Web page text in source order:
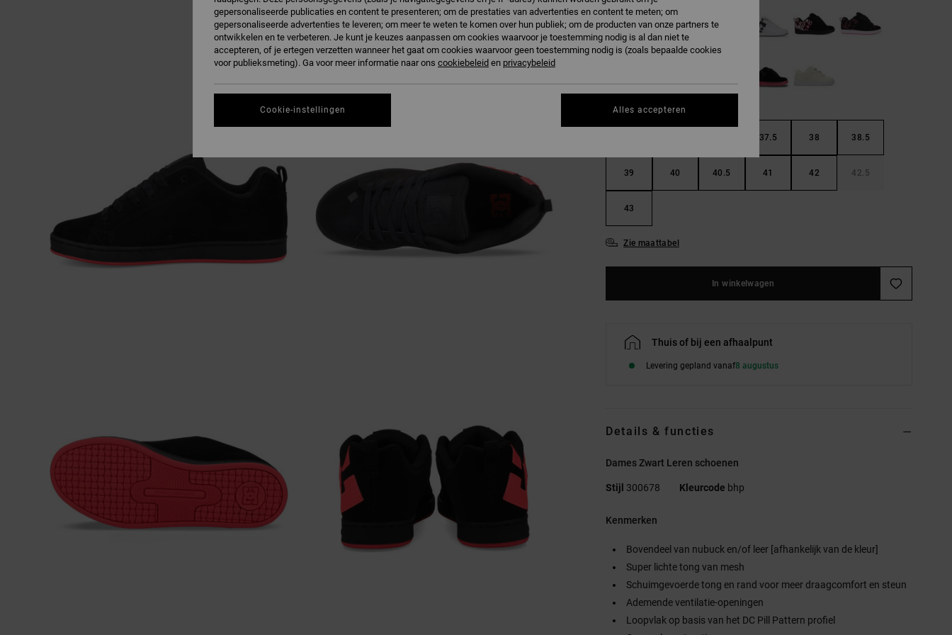
37.5 38 38.5
39 40 40.5 41 42 42.5
43
Zie maattabel
In winkelwagen
Thuis of bij een afhaalpunt
Levering gepland vanaf8 augustus
Details & functies
Dames Zwart Leren schoenen
Stijl 300678 Kleurcode bhp
Kenmerken
Bovendeel van nubuck en/of leer [afhankelijk van de kleur]
Super lichte tong van mesh
Schuimgevoerde tong en rand voor meer draagcomfort en steun
Ademende ventilatie-openingen
Loopvlak op basis van het DC Pill Pattern profiel
gepersonaliseerde publicaties en content te presenteren; om de prestaties van advertenties en content te meten; om
gepersonaliseerde advertenties te leveren; om meer te weten te komen over hun publiek; om de producten van onze partners te
ontwikkelen en te verbeteren. Je kunt je keuzes aanpassen om cookies waarvoor je toestemming nodig is al dan niet te
accepteren, of je ertegen verzetten wanneer het gaat om cookies waarvoor geen toestemming nodig is (zoals bepaalde cookies
voor publieksmeting). Ga voor meer informatie naar ons cookiebeleid en privacybeleid
Cookie-instellingen Alles accepteren